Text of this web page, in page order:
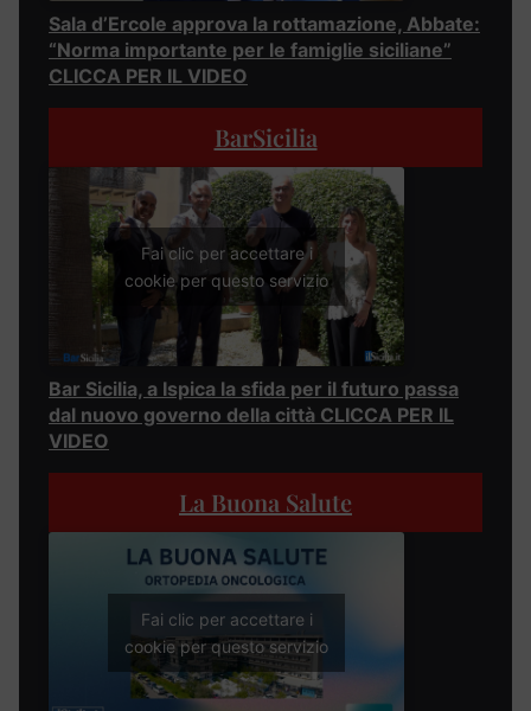
Sala d’Ercole approva la rottamazione, Abbate:
“Norma importante per le famiglie siciliane”
CLICCA PER IL VIDEO
BarSicilia
Fai clic per accettare i
cookie per questo servizio
Bar Sicilia, a Ispica la sfida per il futuro passa
dal nuovo governo della città CLICCA PER IL
VIDEO
La Buona Salute
Fai clic per accettare i
cookie per questo servizio